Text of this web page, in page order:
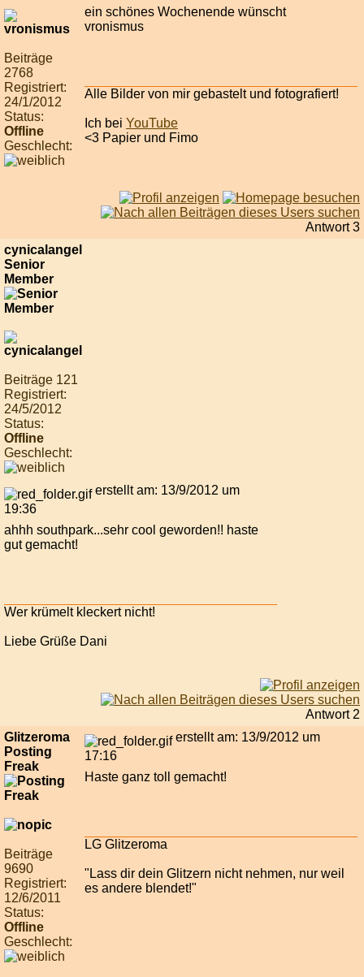
Beiträge
2768
Registriert:
24/1/2012
Status:
Offline
Geschlecht:
ein schönes Wochenende wünscht
vronismus
Alle Bilder von mir gebastelt und fotografiert!
Ich bei YouTube
<3 Papier und Fimo
Antwort 3
cynicalangel
Senior
Member
Beiträge 121
Registriert:
24/5/2012
Status:
Offline
Geschlecht:
erstellt am: 13/9/2012 um
19:36
ahhh southpark...sehr cool geworden!! haste
gut gemacht!
Wer krümelt kleckert nicht!
Liebe Grüße Dani
Antwort 2
Glitzeroma
Posting
Freak
Beiträge
9690
Registriert:
12/6/2011
Status:
Offline
Geschlecht:
erstellt am: 13/9/2012 um
17:16
Haste ganz toll gemacht!
LG Glitzeroma
"Lass dir dein Glitzern nicht nehmen, nur weil
es andere blendet!"